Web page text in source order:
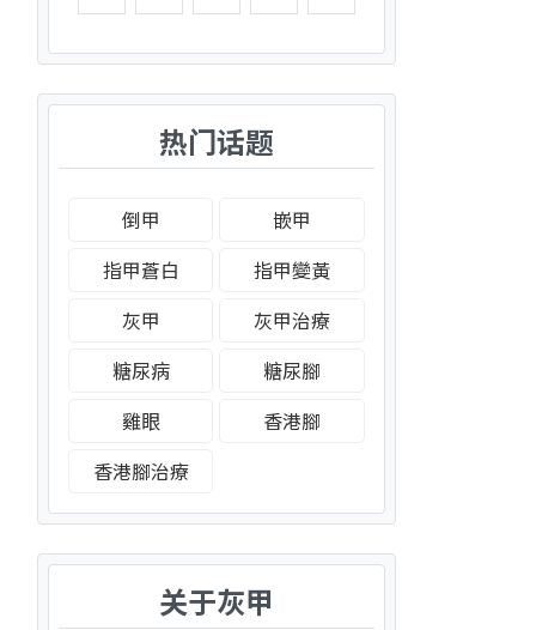
热门话题
倒甲
嵌甲
指甲蒼白
指甲變黃
灰甲
灰甲治療
糖尿病
糖尿腳
雞眼
香港腳
香港腳治療
关于灰甲